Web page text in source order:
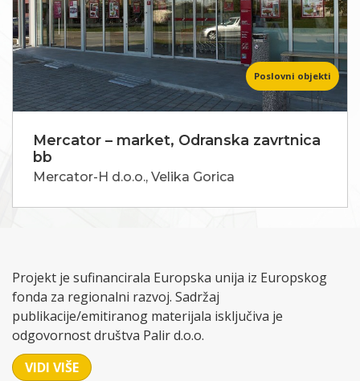
Poslovni objekti
Mercator – market, Odranska zavrtnica
bb
Mercator-H d.o.o., Velika Gorica
Projekt je sufinancirala Europska unija iz Europskog
fonda za regionalni razvoj. Sadržaj
publikacije/emitiranog materijala isključiva je
odgovornost društva Palir d.o.o.
VIDI VIŠE